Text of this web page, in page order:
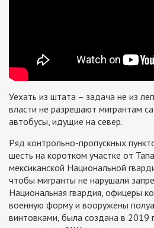
Уехать из штата – задача не из
власти не разрешают мигрантам
автобусы, идущие на север.
Ряд контрольно-пропускных
шесть на коротком участке от
мексиканской Национальной
чтобы мигранты не нарушали
Национальная гвардия, офицеры
военную форму и вооружены
винтовками, была создана в 2019